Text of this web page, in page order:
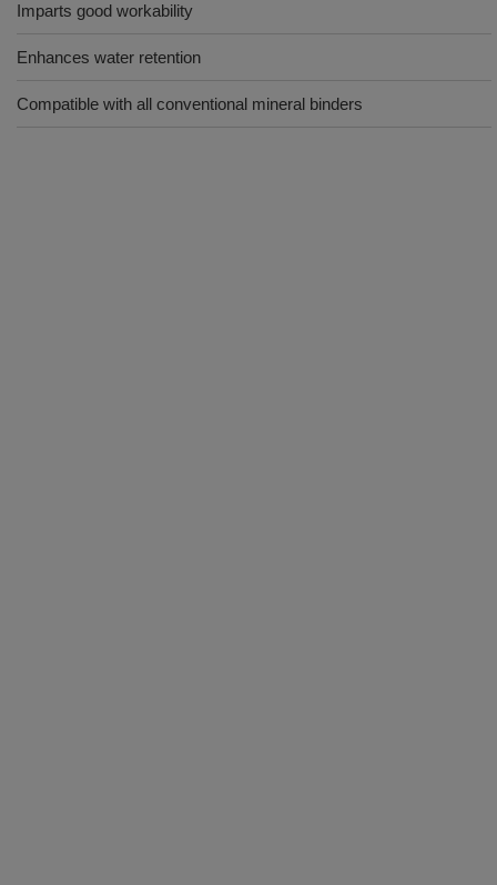
Imparts good workability
Enhances water retention
Compatible with all conventional mineral binders